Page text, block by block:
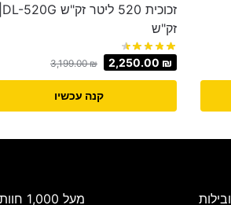
זק"ש
3,199.00₪ 2,250.00 ₪
קנה עכשיו